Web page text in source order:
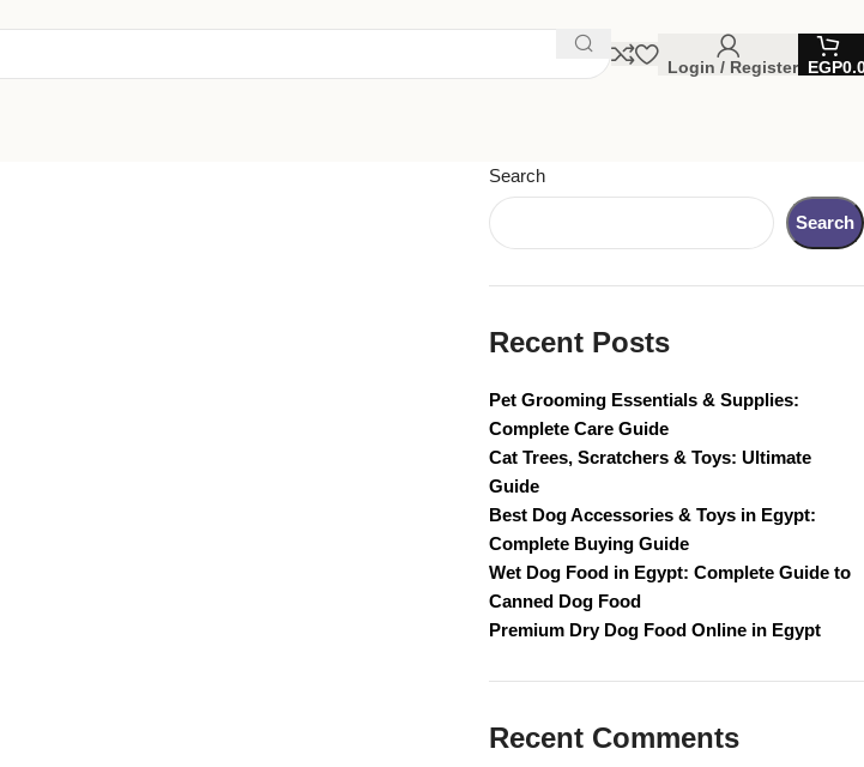
Login / Register EGP
Search
Search
Recent Posts
Pet Grooming Essentials & Supplies:
Complete Care Guide
Cat Trees, Scratchers & Toys: Ultimate
Guide
Best Dog Accessories & Toys in Egypt:
Complete Buying Guide
Wet Dog Food in Egypt: Complete Guide to
Canned Dog Food
Premium Dry Dog Food Online in Egypt
Recent Comments